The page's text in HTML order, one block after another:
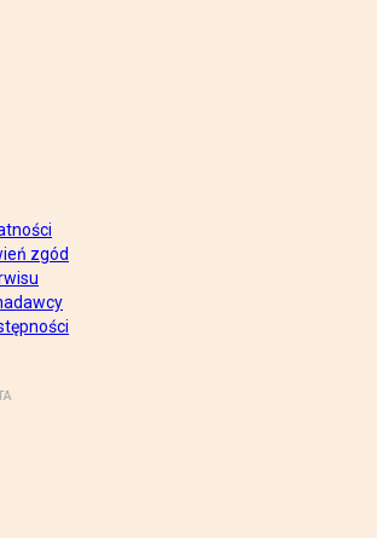
zgód